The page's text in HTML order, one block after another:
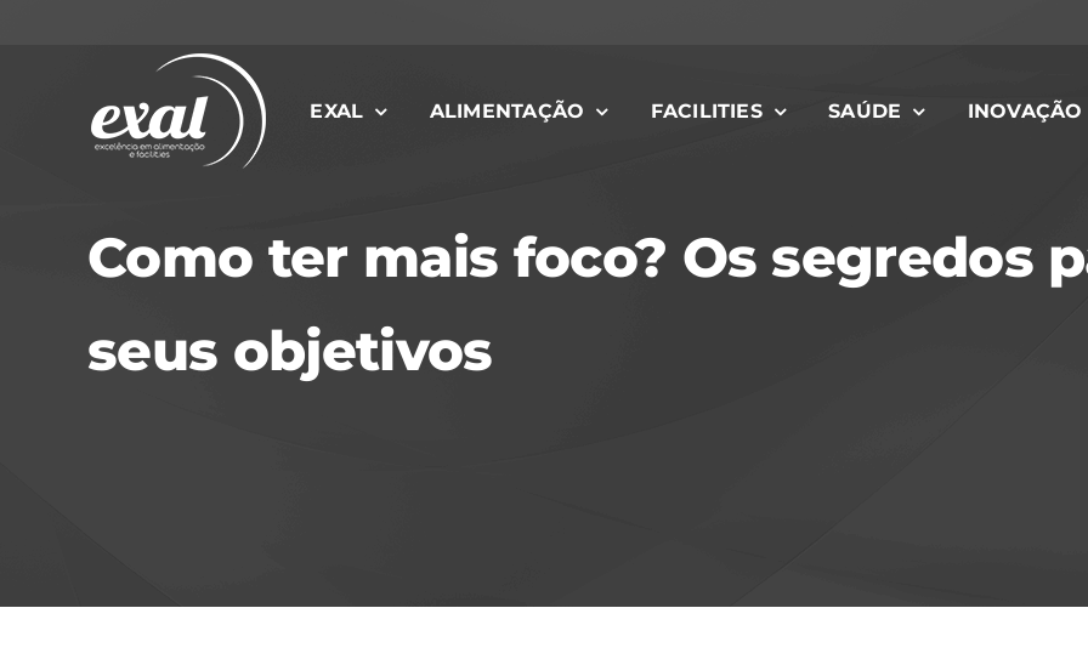
conteúdo
EXAL ALIMENTAÇÃO FACILITIES SAÚDE INOVAÇÃO
Como ter mais foco? Os segredos
seus objetivos